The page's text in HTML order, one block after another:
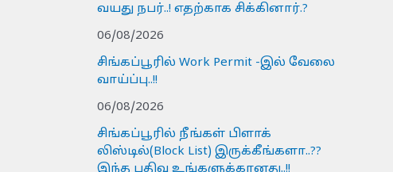
வயது நபர்..! எதற்காக சிக்கினார்.?
06/08/2026
சிங்கப்பூரில் Work Permit -இல் வேலை
வாய்ப்பு..!!
06/08/2026
சிங்கப்பூரில் நீங்கள் பிளாக்
லிஸ்டில்(Block List) இருக்கீங்களா..??